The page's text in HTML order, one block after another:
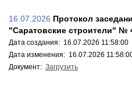
16.07.2026 Протокол
"Саратовские строители" №
Дата создания: 16.07.2026 11:58:00
Дата изменения: 16.07.2026
Документ: Загрузить